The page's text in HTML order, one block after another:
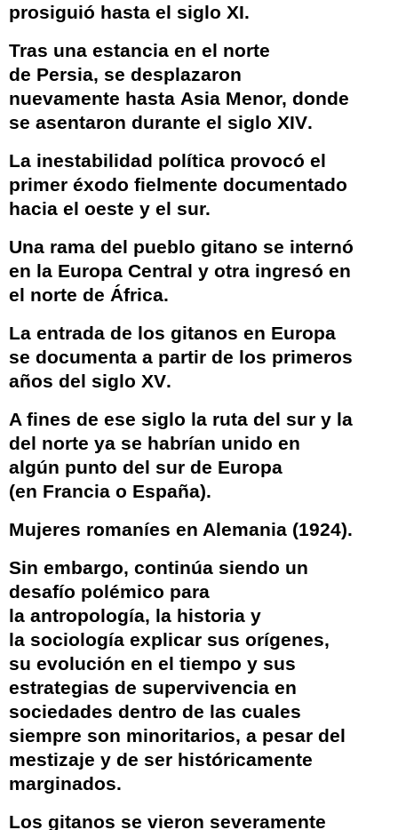
prosiguió hasta el siglo XI.
Tras una estancia en el norte
de Persia, se desplazaron
nuevamente hasta Asia Menor, donde
se asentaron durante el siglo XIV.
La inestabilidad política provocó el
primer éxodo fielmente documentado
hacia el oeste y el sur.
Una rama del pueblo gitano se internó
en la Europa Central y otra ingresó en
el norte de África.
La entrada de los gitanos en Europa
se documenta a partir de los primeros
años del siglo XV.
A fines de ese siglo la ruta del sur y la
del norte ya se habrían unido en
algún punto del sur de Europa
(en Francia o España).
Mujeres romaníes en Alemania (1924).
Sin embargo, continúa siendo un
desafío polémico para
la antropología, la historia y
la sociología explicar sus orígenes,
su evolución en el tiempo y sus
estrategias de supervivencia en
sociedades dentro de las cuales
siempre son minoritarios, a pesar del
mestizaje y de ser históricamente
marginados.
Los gitanos se vieron severamente